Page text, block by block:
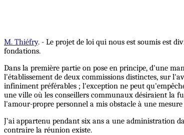
M. Thiéfry. - Le projet de loi qui nous est soumis est
fondations.
Dans la première partie on pose en principe, d'une
l'établissement de deux commissions distinctes, sur
infiniment préférables ; l'exception ne peut
une ville où les conseillers communaux désiraient la
l'amour-propre personnel a mis obstacle à une
J'ai appartenu pendant six ans a une administration
contraire la réunion existe.